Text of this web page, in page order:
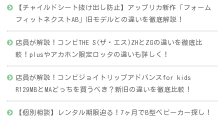
【チャイルドシート抜け出し防止】アップリカ新作「フォーム
フィットネクストAB」旧モデルとの違いを徹底解説！
店員が解説！コンビTHE S(ザ・エス)ZHとZGの違いを徹底比
較！plusやアカホン限定ロッタの違いも詳しく！
店員が解説！コンビジョイトリップアドバンスfor kids
R129MBとMAどっちを買うべき？新旧の違いを徹底比較！
【個別相談】レンタル期限迫る！7ヶ月でB型ベビーカー探し！